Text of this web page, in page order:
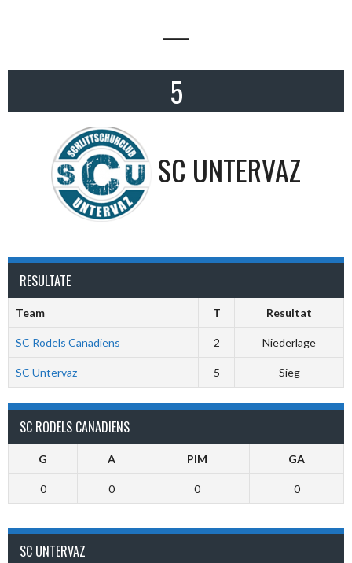
—
5
SC UNTERVAZ
RESULTATE
Team T Resultat
SC Rodels Canadiens 2 Niederlage
SC Untervaz 5 Sieg
SC RODELS CANADIENS
G A PIM GA
0 0 0 0
SC UNTERVAZ